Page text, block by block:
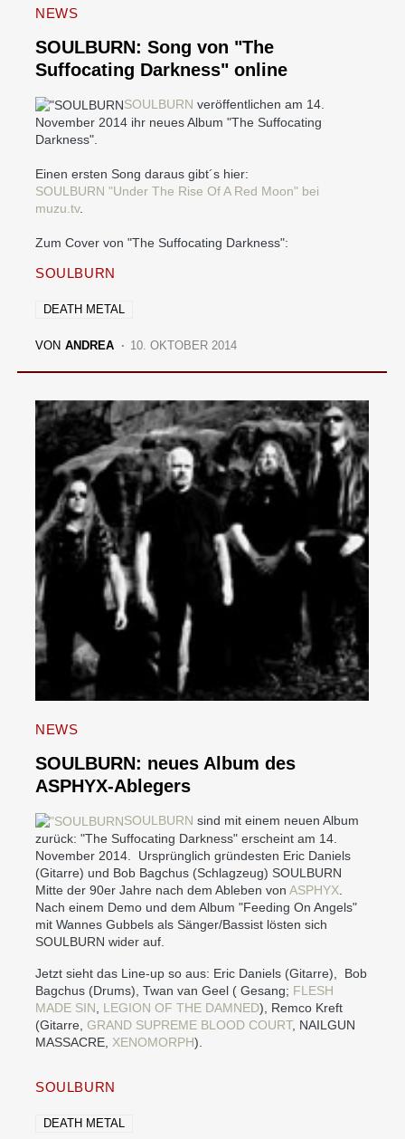
NEWS
SOULBURN: Song von "The
Suffocating Darkness" online
SOULBURN veröffentlichen am 14.
November 2014 ihr neues Album "The Suffocating
Darkness".
Einen ersten Song daraus gibt´s hier:
SOULBURN "Under The Rise Of A Red Moon" bei
muzu.tv.
Zum Cover von "The Suffocating Darkness":
SOULBURN
DEATH METAL
VON ANDREA 10. OKTOBER 2014
NEWS
SOULBURN: neues Album des
ASPHYX-Ablegers
SOULBURN sind mit einem neuen Album
zurück: "The Suffocating Darkness" erscheint am 14.
November 2014. Ursprünglich gründesten Eric Daniels
(Gitarre) und Bob Bagchus (Schlagzeug) SOULBURN
Mitte der 90er Jahre nach dem Ableben von ASPHYX
Nach einem Demo und dem Album "Feeding On Angels"
mit Wannes Gubbels als Sänger/Bassist lösten sich
SOULBURN wider auf.
Jetzt sieht das Line-up so aus: Eric Daniels (Gitarre), Bob
Bagchus (Drums), Twan van Geel ( Gesang; FLESH
MADE SIN
LEGION OF THE DAMNED), Remco Kreft
(Gitarre, GRAND SUPREME BLOOD COURT, NAILGUN
MASSACRE, XENOMORPH).
SOULBURN
DEATH METAL